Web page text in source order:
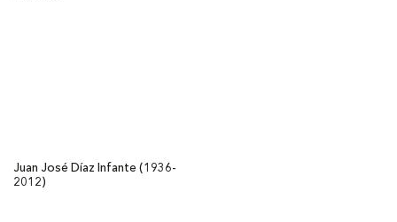
Juan José Díaz Infante (1936-
2012)